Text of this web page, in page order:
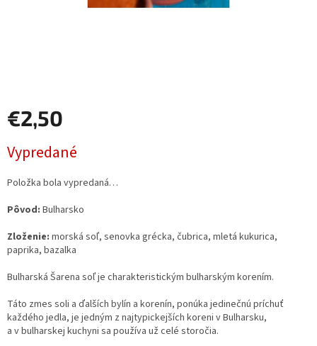
€2,50
cena:
Vypredané
Položka bola vypredaná…
Pôvod: Bulharsko
Zloženie: morská soľ, senovka grécka, čubrica, mletá kukurica,
paprika, bazalka
Bulharská Šarena soľ je charakteristickým bulharským korením.
Táto zmes soli a ďalších bylín a korenín, ponúka jedinečnú príchuť
každého jedla, je jedným z najtypickejších koreni v Bulharsku,
a v bulharskej kuchyni sa používa už celé storočia.